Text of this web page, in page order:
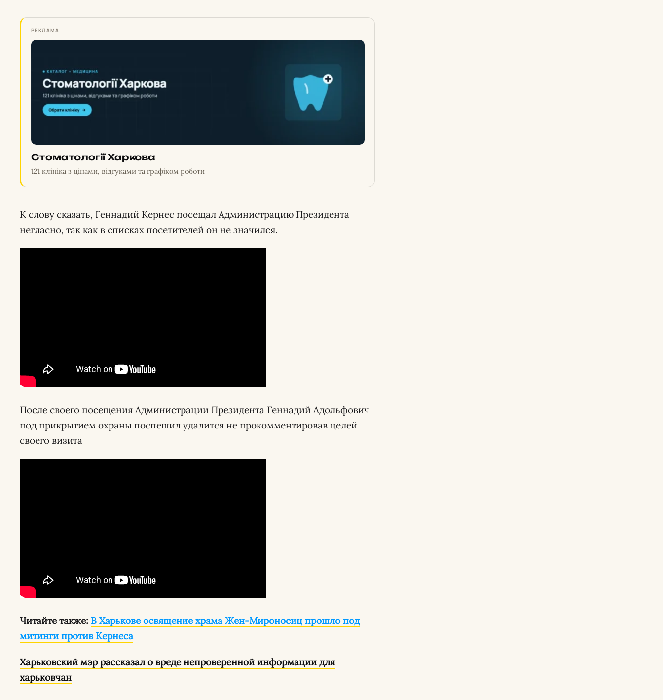
РЕКЛАМА
Стоматології Харкова
121 клініка з цінами, відгуками та графіком роботи
К слову сказать, Геннадий Кернес посещал Администрацию Президента
негласно, так как в списках посетителей он не значился.
После своего посещения Администрации Президента Геннадий Адольфович
под прикрытием охраны поспешил удалится не прокомментировав целей
своего визита
Читайте также: В Харькове освящение храма Жен-Мироносиц прошло под
митинги против Кернеса
Харьковский мэр рассказал о вреде непроверенной информации для
харьковчан